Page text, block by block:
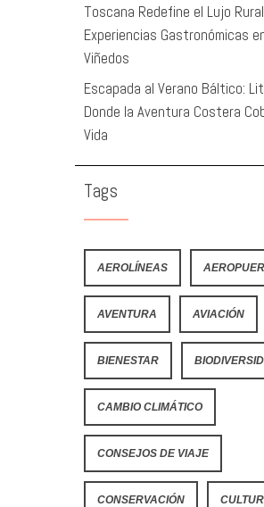
Toscana Redefine el Lujo
Experiencias Gastronómicas
Viñedos
Escapada al Verano Báltico:
Donde la Aventura Costera
Vida
Tags
AEROLÍNEAS
AVENTURA AVIACIÓN
BIENESTAR
CAMBIO CLIMÁTICO
CONSEJOS DE VIAJE
CONSERVACIÓN